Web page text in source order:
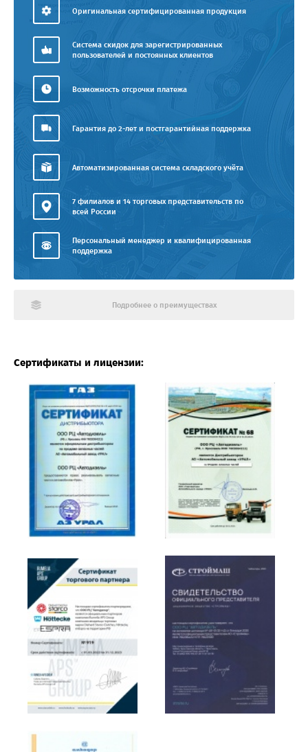
Оригинальная сертифицированная продукция
Система скидок для зарегистрированных
пользователей и постоянных клиентов
Возможность отсрочки платежа
Гарантия до 2-лет и постгарантийная поддержка
Автоматизированная система складского учёта
7 филиалов и 14 торговых представительств по
всей России
Персональный менеджер и квалифицированная
поддержка
Подробнее о преимуществах
Сертификаты и лицензии: